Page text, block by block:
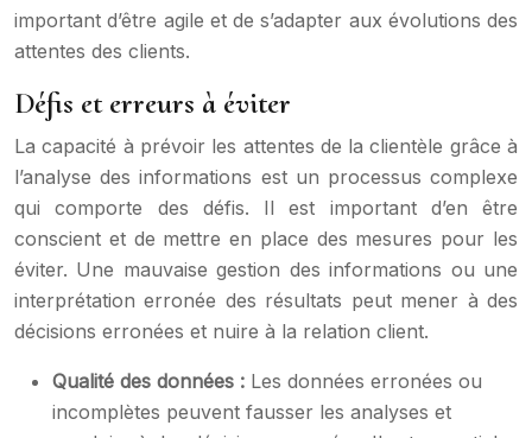
important d’être agile et de s’adapter aux évolutions des
attentes des clients.
Défis et erreurs à éviter
La capacité à prévoir les attentes de la clientèle grâce à
l’analyse des informations est un processus complexe
qui comporte des défis. Il est important d’en être
conscient et de mettre en place des mesures pour les
éviter. Une mauvaise gestion des informations ou une
interprétation erronée des résultats peut mener à des
décisions erronées et nuire à la relation client.
Qualité des données : Les données erronées ou
incomplètes peuvent fausser les analyses et